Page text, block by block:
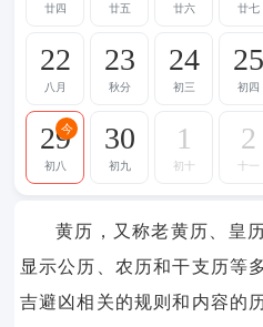
廿四 廿五 廿六 廿七
22
八月
23
秋分
24
初三
25
初四
29
初八
今 30
初九
1
初十
2
十一
黄历，又称老黄历、皇
显示公历、农历和干支历等
吉避凶相关的规则和内容的